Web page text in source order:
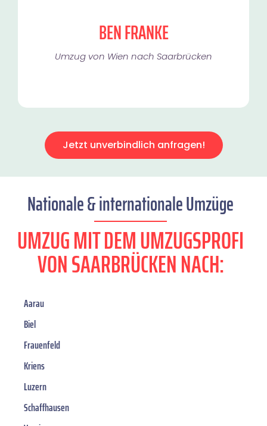
BEN FRANKE
Umzug von Wien nach Saarbrücken
Jetzt unverbindlich anfragen!
Nationale & internationale Umzüge
UMZUG MIT DEM UMZUGSPROFI
VON SAARBRÜCKEN NACH:
Aarau
Biel
Frauenfeld
Kriens
Luzern
Schaffhausen